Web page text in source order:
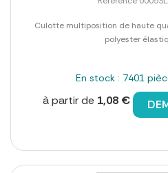
Culotte multiposition de haute
polyester
En stock : 7401
à partir de 1,08 €